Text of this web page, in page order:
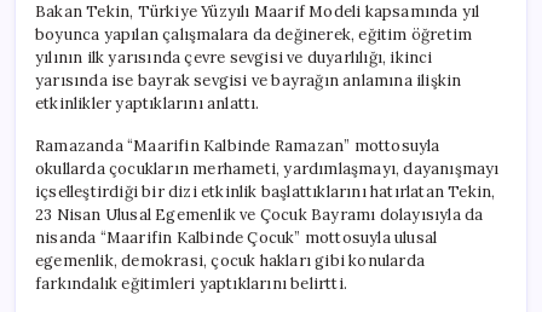
Bakan Tekin, Türkiye Yüzyılı Maarif Modeli kapsamında yıl
boyunca yapılan çalışmalara da değinerek, eğitim öğretim
yılının ilk yarısında çevre sevgisi ve duyarlılığı, ikinci
yarısında ise bayrak sevgisi ve bayrağın anlamına ilişkin
etkinlikler yaptıklarını anlattı.
Ramazanda “Maarifin Kalbinde Ramazan” mottosuyla
okullarda çocukların merhameti, yardımlaşmayı, dayanışmayı
içselleştirdiği bir dizi etkinlik başlattıklarını hatırlatan Tekin,
23 Nisan Ulusal Egemenlik ve Çocuk Bayramı dolayısıyla da
nisanda “Maarifin Kalbinde Çocuk” mottosuyla ulusal
egemenlik, demokrasi, çocuk hakları gibi konularda
farkındalık eğitimleri yaptıklarını belirtti.